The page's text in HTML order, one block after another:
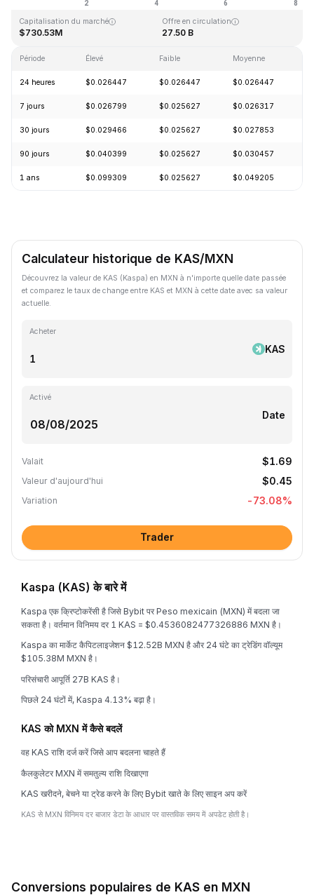
Capitalisation du marché
$730.53M
Offre en circulation
27.50 B
Période Élevé Faible Moyenne
24 heures $0.026447 $0.026447 $0.026447
7 jours $0.026799 $0.025627 $0.026317
30 jours $0.029466 $0.025627 $0.027853
90 jours $0.040399 $0.025627 $0.030457
1 ans $0.099309 $0.025627 $0.049205
Calculateur historique de KAS/MXN
Découvrez la valeur de KAS (Kaspa) en MXN à n'importe quelle date passée
et comparez le taux de change entre KAS et MXN à cette date avec sa valeur
actuelle.
Acheter
KAS
Activé
Date
Valait $1.69
Valeur d'aujourd'hui $0.45
Variation -73.08%
Trader
Kaspa (KAS) के बारे में
Kaspa एक क्रिप्टोकरेंसी है जिसे Bybit पर Peso mexicain (MXN) में बदला जा
सकता है। वर्तमान विनिमय दर 1 KAS = $0.4536082477326886 MXN है।
Kaspa का मार्केट कैपिटलाइजेशन $12.52B MXN है और 24 घंटे का ट्रेडिंग वॉल्यूम
$105.38M MXN है।
परिसंचारी आपूर्ति 27B KAS है।
पिछले 24 घंटों में, Kaspa 4.13% बढ़ा है।
KAS को MXN में कैसे बदलें
वह KAS राशि दर्ज करें जिसे आप बदलना चाहते हैं
कैलकुलेटर MXN में समतुल्य राशि दिखाएगा
KAS खरीदने, बेचने या ट्रेड करने के लिए Bybit खाते के लिए साइन अप करें
KAS से MXN विनिमय दर बाजार डेटा के आधार पर वास्तविक समय में अपडेट होती है।
Conversions populaires de KAS en MXN